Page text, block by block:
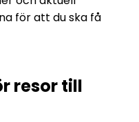
för att du ska få
resor till